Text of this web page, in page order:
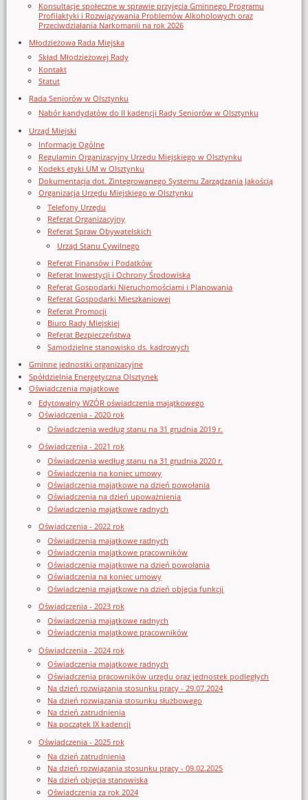
Konsultacje społeczne w sprawie przyjęcia Gminnego Programu
Profilaktyki i Rozwiązywania Problemów Alkoholowych oraz
Przeciwdziałania Narkomanii na rok 2026
Młodzieżowa Rada Miejska
Skład Młodzieżowej Rady
Kontakt
Statut
Rada Seniorów w Olsztynku
Nabór kandydatów do II kadencji Rady Seniorów w Olsztynku
Urząd Miejski
Informacje Ogólne
Regulamin Organizacyjny Urzedu Miejskiego w Olsztynku
Kodeks etyki UM w Olsztynku
Dokumentacja dot. Zintegrowanego Systemu Zarządzania Jakością
Organizacja Urzędu Miejskiego w Olsztynku
Telefony Urzędu
Referat Organizacyjny
Referat Spraw Obywatelskich
Urząd Stanu Cywilnego
Referat Finansów i Podatków
Referat Inwestycji i Ochrony Środowiska
Referat Gospodarki Nieruchomościami i Planowania
Referat Gospodarki Mieszkaniowej
Referat Promocji
Biuro Rady Miejskiej
Referat Bezpieczeństwa
Samodzielne stanowisko ds. kadrowych
Gminne jednostki organizacyjne
Spółdzielnia Energetyczna Olsztynek
Oświadczenia majątkowe
Edytowalny WZÓR oświadczenia majątkowego
Oświadczenia - 2020 rok
Oświadczenia według stanu na 31 grudnia 2019 r.
Oświadczenia - 2021 rok
Oświadczenia według stanu na 31 grudnia 2020 r.
Oświadczenia na koniec umowy
Oświadczenia majątkowe na dzień powołania
Oświadczenia na dzień upoważnienia
Oświadczenia majątkowe radnych
Oświadczenia - 2022 rok
Oświadczenia majątkowe radnych
Oświadczenia majątkowe pracowników
Oświadczenia majątkowe na dzień powołania
Oświadczenia na koniec umowy
Oświadczenia majątkowe na dzień objęcia funkcji
Oświadczenia - 2023 rok
Oświadczenia majątkowe radnych
Oświadczenia majątkowe pracowników
Oświadczenia - 2024 rok
Oświadczenia majątkowe radnych
Oświadczenia pracowników urzędu oraz jednostek podległych
Na dzień rozwiązania stosunku pracy - 29.07.2024
Na dzień rozwiązania stosunku służbowego
Na dzień zatrudnienia
Na początek IX kadencji
Oświadczenia - 2025 rok
Na dzień zatrudnienia
Na dzień rozwiązania stosunku pracy - 09.02.2025
Na dzień objęcia stanowiska
Oświadczenia za rok 2024